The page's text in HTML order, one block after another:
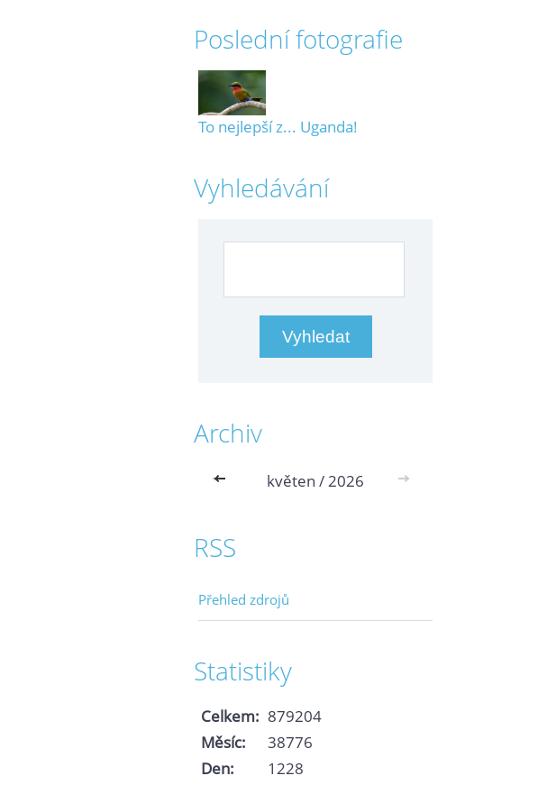
Poslední fotografie
To nejlepší z... Uganda!
Vyhledávání
Archiv
<< květen / 2026 >>
RSS
Přehled zdrojů
Statistiky
Celkem: 879204
Měsíc:
38776
Den:
1228